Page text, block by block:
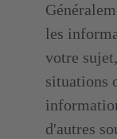
les
votre
situations
d'autres